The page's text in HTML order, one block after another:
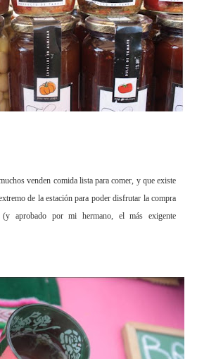
venden comida lista para comer, y que existe
de la estación para poder disfrutar la compra
aprobado por mi hermano, el más exigente